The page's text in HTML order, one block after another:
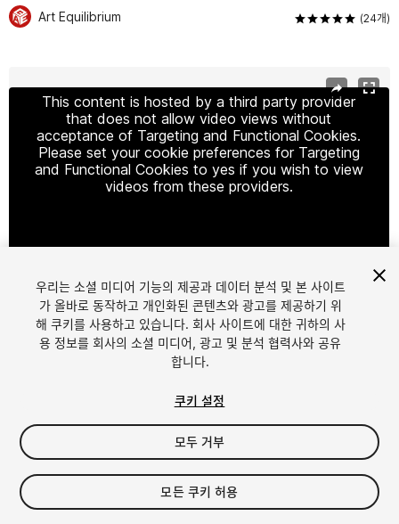
Art Equilibrium (24개)
This content is hosted by a third party provider
that does not allow video views without
acceptance of Targeting and Functional Cookies.
Please set your cookie preferences for Targeting
and Functional Cookies to yes if you wish to view
videos from these providers.
1/12
$37.99
세금/부가세는 결제 시 반영됩니다.
우리는 소셜 미디어 기능의 제공과 데이터 분석 및 본 사이트
가 올바로 동작하고 개인화된 콘텐츠와 광고를 제공하기 위
해 쿠키를 사용하고 있습니다. 회사 사이트에 대한 귀하의 사
용 정보를 회사의 소셜 미디어, 광고 및 분석 협력사와 공유
합니다.
쿠키 설정
모두 거부
모든 쿠키 허용